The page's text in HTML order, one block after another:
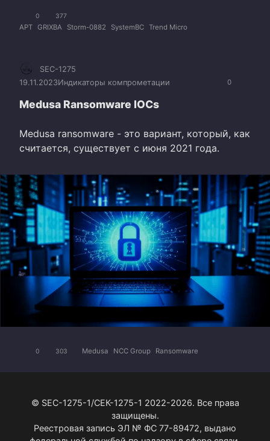
0 377
APT GRIXBA Storm-0882 SystemBC Trend Micro
0
SEC-1275
19.11.2023Индикаторы компрометации
Medusa Ransomware IOCs
Medusa ransomware - это вариант, который, как
считается, существует с июня 2021 года.
0 303 Medusa NCC Group Ransomware
© SEC-1275-1/СЕК-1275-1 2022-2026. Все права
защищены.
Реестровая запись ЭЛ № ФС 77-89472, выдано